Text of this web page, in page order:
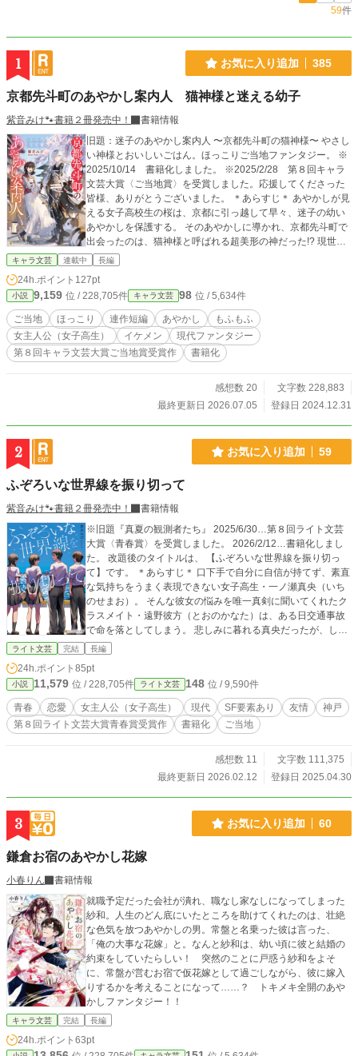
59件
1 お気に入り追加 385
京都先斗町のあやかし案内人 猫神様と迷える幼子
紫音みけ🐾書籍２冊発売中！
書籍情報
旧題：迷子のあやかし案内人 〜京都先斗町の猫神様〜 やさし
い神様とおいしいごはん。ほっこりご当地ファンタジー。 ※
2025/10/14 書籍化しました。 ※2025/2/28 第８回キャラ
文芸大賞〈ご当地賞〉を受賞しました。応援してくださった
皆様、ありがとうございました。 ＊あらすじ＊ あやかしが見
える女子高校生の桜は、京都に引っ越して早々、迷子の幼い
あやかしを保護する。 そのあやかしに導かれ、京都先斗町で
出会ったのは、猫神様と呼ばれる超美形の神だった!? 現世に
迷い込んだあやかしの案内人をしている猫神様は、なぜか桜
しい料理やその温かな人柄に惹かれて、桜は迷えるあやかし
を見つける度、彼のもとを訪れるようになる―― 幼いあやか
し達の未練を晴らすため、少女と猫の神は京都の街を奔走す
る！
キャラ文芸 連載中 長編
24h.ポイント 127pt
小説 9,159 位 / 228,705件 キャラ文芸 98 位 / 5,634件
ご当地 ほっこり 連作短編 あやかし
もふもふ
女主人公（女子高生）
イケメン
現代ファンタジー
第８回キャラ文芸大賞ご当地賞受賞作
書籍化
感想数 20
文字数 228,883
最終更新日 2026.07.05
登録日 2024.12.31
2 お気に入り追加 59
ふぞろいな世界線を振り切って
紫音みけ🐾書籍２冊発売中！
書籍情報
※旧題『真夏の観測者たち』 2025/6/30…第８回ライト文芸
大賞〈青春賞〉を受賞しました。 2026/2/12…書籍化しまし
た。 改題後のタイトルは、 【ふぞろいな世界線を振り切っ
て】です。 ＊あらすじ＊ 口下手で自分に自信が持てず、素直
な気持ちをうまく表現できない女子高生・一ノ瀬真央（いち
のせまお）。 そんな彼女の悩みを唯一真剣に聞いてくれたク
ラスメイト・遠野彼方（とおのかなた）は、ある日交通事故
で命を落としてしまう。 悲しみに暮れる真央だったが、しか
し翌日学校へ行くと、そこにはなぜか死んだはずの彼の姿が
や、死んだのは一ノ瀬の方だったはずだろ？」 お互いに食い
違う記憶を持つ二人は、自分たちの身に何が起きているのか
を探っていく。 不可思議な現象に巻き込まれた少年少女たち
の青春ＳＦ。
ライト文芸 完結 長編
24h.ポイント 85pt
小説 11,579 位 / 228,705件 ライト文芸 148 位 / 9,590件
青春 恋愛 女主人公（女子高生） 現代 SF要素あり 友情
神戸
第８回ライト文芸大賞青春賞受賞作
書籍化 ご当地
感想数 11
文字数 111,375
最終更新日 2026.02.12
登録日 2025.04.30
3 お気に入り追加 60
鎌倉お宿のあやかし花嫁
小春りん
書籍情報
就職予定だった会社が潰れ、職なし家なしになってしまった
紗和。人生のどん底にいたところを助けてくれたのは、壮絶
な色気を放つあやかしの男。常盤と名乗った彼は言った、
「俺の大事な花嫁」と。なんと紗和は、幼い頃に彼と結婚の
約束をしていたらしい！ 突然のことに戸惑う紗和をよそ
に、常盤が営むお宿で仮花嫁として過ごしながら、彼に嫁入
りするかを考えることになって……？ トキメキ全開のあや
かしファンタジー！！
キャラ文芸 完結 長編
24h.ポイント 63pt